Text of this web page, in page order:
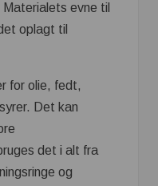
evne til
oplagt til
for olie, fedt,
Det kan
det i alt fra
og